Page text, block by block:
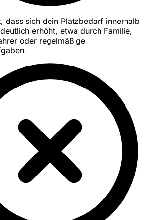
dass sich dein Platzbedarf innerhalb
erhöht, etwa durch Familie,
oder regelmäßige